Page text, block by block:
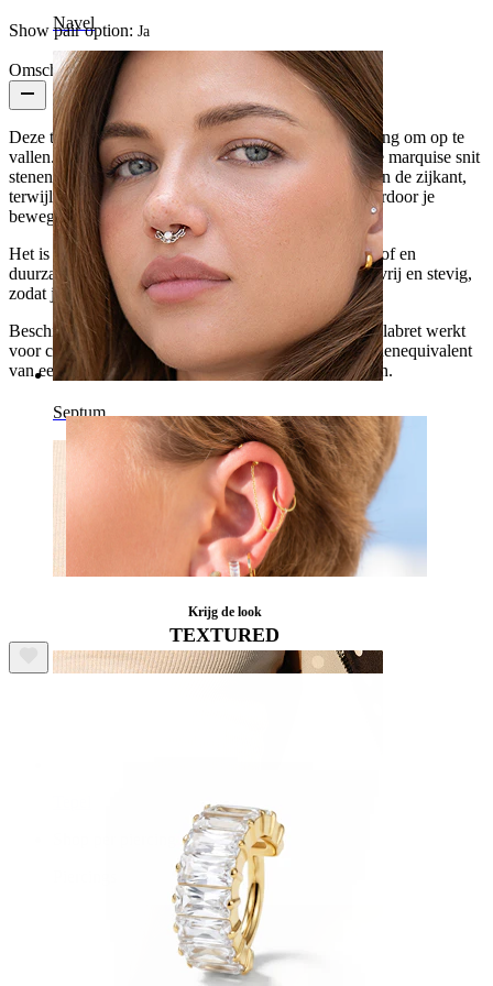
Navel
Septum
Show pair option: Ja
Omschrijving
Deze titanium labret met stenen en kettingen is niet bang om op te
vallen. Vijf stenen geplaatst op de bovenkant, met drie marquise snit
stenen die een bloem vormen en twee ronde stenen aan de zijkant,
terwijl twee elegante kettingen onderaan hangen, waardoor je
beweging en attitude creeërt in één keer.
Het is ASTM F136 titanium: hypoallergeen, waterproof en
duurzaam. Het interne schroefdraad houdt het irritatievrij en stevig,
zodat je het niet kwijtraakt midden in de nacht.
Beschikbaar in gouden of zilveren afwerkingen, deze labret werkt
voor conch, helix, of oorlel piercings. Het is het sieradenequivalent
van een kamer in lopen en meteen de aandacht trekken.
Krijg de look
TEXTURED